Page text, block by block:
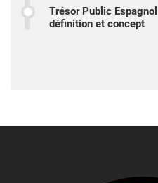
Trésor Public
définition et concept